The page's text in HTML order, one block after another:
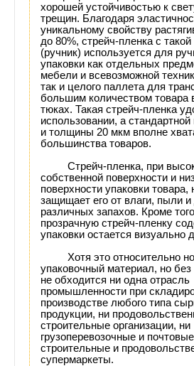
хорошей устойчивостью к
трещин. Благодаря
уникальному свойству
до 80%, стрейч-пленка с
(ручник) используется для
упаковки как отдельных
мебели и всевозможной
так и целого паллета для
большим количеством товара
тюках. Такая стрейч-пленка
использовании, а
и толщины 20 мкм вполне
большинства товаров.
Стрейч-пленка, при
собственной поверхности и
поверхности упаковки товара,
защищает его от влаги, пыли
различных запахов. Кроме
прозрачную стрейч-пленку
упаковки остается визуально
Хотя это относительно
упаковочный материал, но без
не обходится ни одна отрасль
промышленности при
производстве любого типа
продукции, ни
строительные организации, ни
грузоперевозочные и
строительные и
супермаркеты.